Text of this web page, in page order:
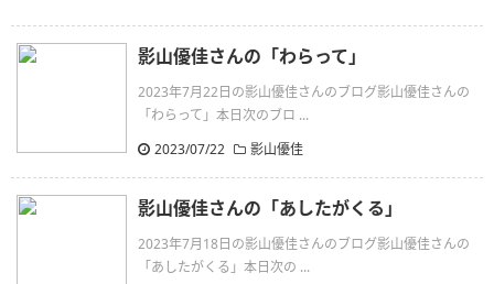
影山優佳さんの「わらって」
2023年7月22日の影山優佳さんのブログ影山優佳さんの
「わらって」本日次のブロ ...
2023/07/22
影山優佳
影山優佳さんの「あしたがくる」
2023年7月18日の影山優佳さんのブログ影山優佳さんの
「あしたがくる」本日次の ...